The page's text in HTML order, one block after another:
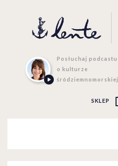
Posłuchaj podcastu
o kulturze
śródziemnomorskiej
SKLEP